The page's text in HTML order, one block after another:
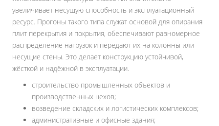
увеличивает несущую способность и эксплуатационный
ресурс. Прогоны такого типа служат основой для опирания
плит перекрытия и покрытия, обеспечивают равномерное
распределение нагрузок и передают их на колонны или
несущие стены. Это делает конструкцию устойчивой,
жёсткой и надёжной в эксплуатации.
строительство промышленных объектов и
производственных цехов;
возведение складских и логистических комплексов;
административные и офисные здания;